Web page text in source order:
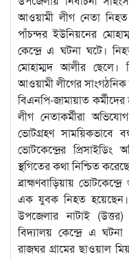
আওয়ামী লীগ নেতা
পাঁচন্দর ইউনিয়নের
কেন্দ্রে এ ঘটনা ঘটে।
মোহাম্মদ আলীর ছেলে।
আওয়ামী লীগের
বিএনপি-জামায়াত
লীগ নেতাকর্মীরা
ভোটগ্রহণ সাময়িকভাবে
ভোটকেন্দ্রের
স্থগিতের কথা নিশ্চিত
ব্রাহ্মণবাড়িয়ায়
এক যুবক নিহত হয়েছেন।
উপজেলার নাটাই
বিদ্যালয় কেন্দ্রে এ
রাজঘর গ্রামের ছাওয়াল